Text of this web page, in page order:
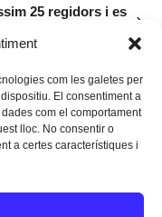
com les galetes per
El consentiment a
com el comportament
lloc. No consentir o
a certes característiques i
25 regidors i es